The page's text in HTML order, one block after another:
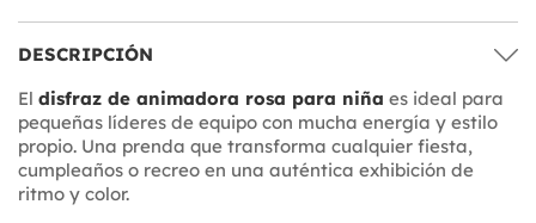
DESCRIPCIÓN
El disfraz de animadora rosa para niña es ideal para
pequeñas líderes de equipo con mucha energía y estilo
propio. Una prenda que transforma cualquier fiesta,
cumpleaños o recreo en una auténtica exhibición de
ritmo y color.